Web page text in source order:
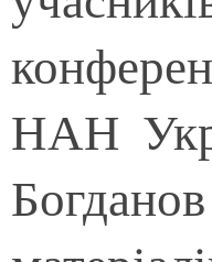
НАН